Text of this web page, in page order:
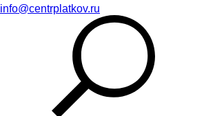
info@centrplatkov.ru